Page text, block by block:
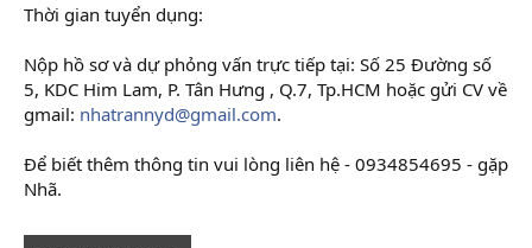
Thời gian tuyển dụng:
Nộp hồ sơ và dự phỏng vấn trực tiếp tại: Số 25 Đường số
5, KDC Him Lam, P. Tân Hưng , Q.7, Tp.HCM hoặc gửi CV về
gmail: nhatrannyd@gmail.com.
Để biết thêm thông tin vui lòng liên hệ - 0934854695 - gặp
Nhã.